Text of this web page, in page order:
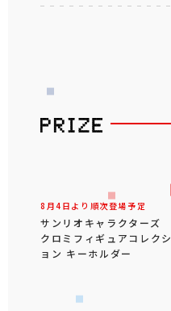
8月4日より順次登場予定
サンリオキャラクターズ
クロミフィギュアコレクシ
ョン キーホルダー